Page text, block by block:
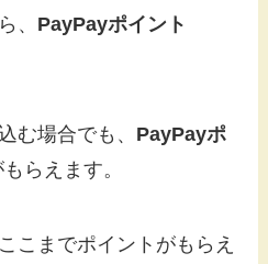
、 PayPayポイント
む場合でも、 PayPayポ
もらえます。
こまでポイントがもらえ